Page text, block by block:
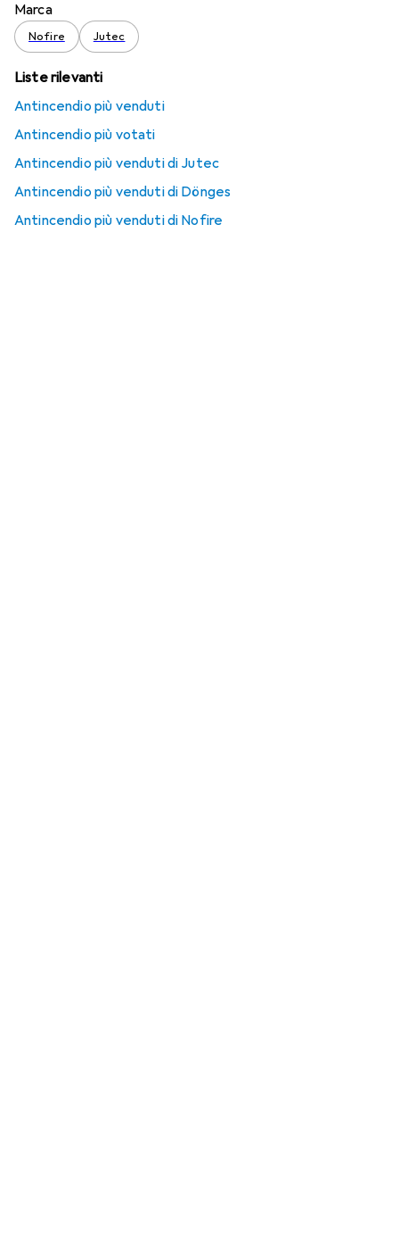
Marca
Nofire Jutec
Liste rilevanti
Antincendio più venduti
Antincendio più votati
Antincendio più venduti di Jutec
Antincendio più venduti di Dönges
Antincendio più venduti di Nofire